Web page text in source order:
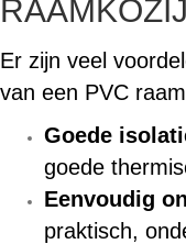
Er zijn veel
van een PVC
Goede
goede
Eenvoudig
praktisch,